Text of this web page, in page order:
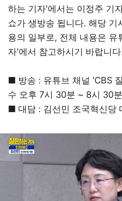
하는 기자'에서는 이정주 기
쇼가 생방송 됩니다. 해당 기
용의 일부로, 전체 내용은 유
자'에서 참고하시기 바랍니
■ 방송 : 유튜브 채널 'CBS
수 오후 7시 30분 ~ 8시 30분
■ 대담 : 김선민 조국혁신당